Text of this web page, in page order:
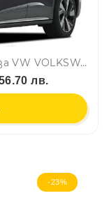
Комплект от 4бр. ветробрани за VW VOLKSWAGEN ID6 MK1 2021+
лв.
-23%